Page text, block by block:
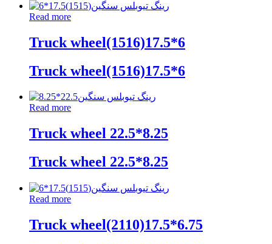
Read more
Truck wheel(1516)17.5*6
Truck wheel(1516)17.5*6
Read more
Truck wheel 22.5*8.25
Truck wheel 22.5*8.25
Read more
Truck wheel(2110)17.5*6.75